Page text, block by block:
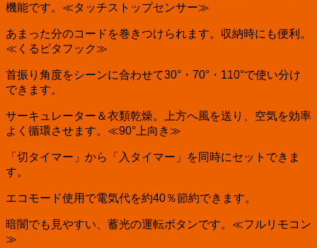
機能です。≪タッチストップセンサー≫
あまった分のコードを巻きつけられます。収納時にも便利。
≪くるピタフック≫
首振り角度をシーンに合わせて30°・70°・110°で使い分け
できます。
サーキュレーター＆衣類乾燥。上方へ風を送り、空気を効率
よく循環させます。≪90°上向き≫
「切タイマー」から「入タイマー」を同時にセットできま
す。
エコモード使用で電気代を約40％節約できます。
暗闇でも見やすい、蓄光の運転ボタンです。≪フルリモコン
≫